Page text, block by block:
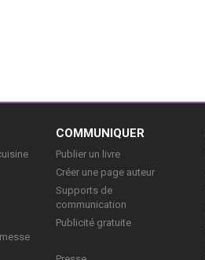
COMMUNIQUER
Publier un livre
Créer une page auteur
Supports de
communication
Publicité gratuite